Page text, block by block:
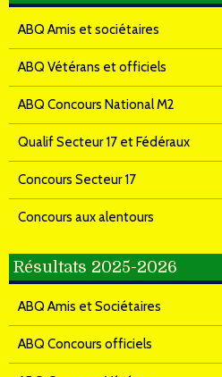
ABQ Amis et sociétaires
ABQ Vétérans et officiels
ABQ Concours National M2
Qualif Secteur 17 et Fédéraux
Concours Secteur 17
Concours aux alentours
Résultats 2025-2026
ABQ Amis et Sociétaires
ABQ Concours officiels